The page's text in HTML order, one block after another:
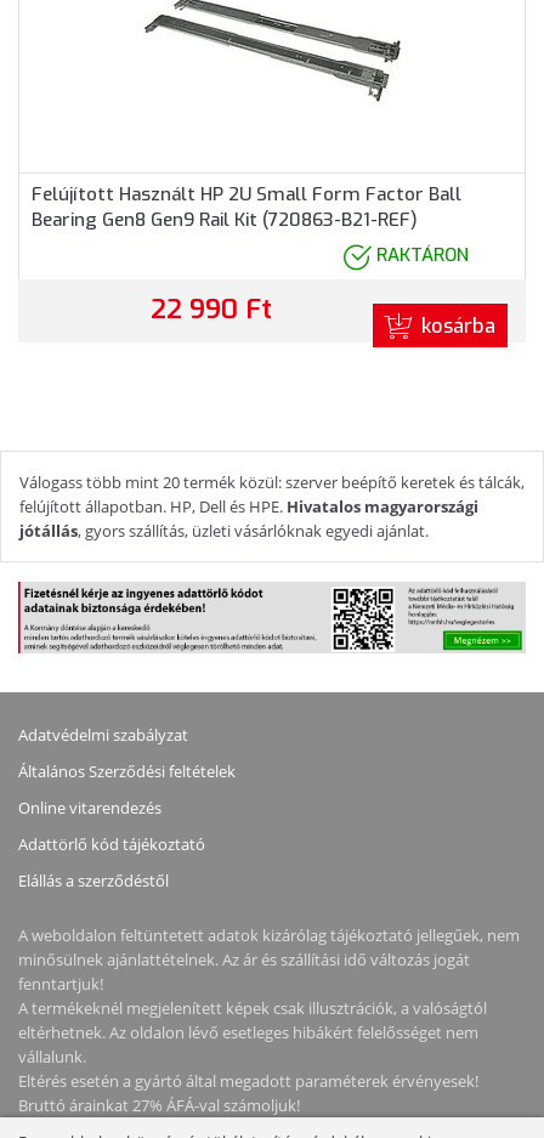
Felújított Használt HP 2U Small Form Factor Ball
Bearing Gen8 Gen9 Rail Kit (720863-B21-REF)
RAKTÁRON
22 990 Ft kosárba
Válogass több mint 20 termék közül: szerver beépítő keretek és tálcák,
felújított állapotban. HP, Dell és HPE. Hivatalos magyarországi
jótállás, gyors szállítás, üzleti vásárlóknak egyedi ajánlat.
Adatvédelmi szabályzat
Általános Szerződési feltételek
Online vitarendezés
Adattörlő kód tájékoztató
Elállás a szerződéstől
A weboldalon feltüntetett adatok kizárólag tájékoztató jellegűek, nem
minősülnek ajánlattételnek. Az ár és szállítási idő változás jogát
fenntartjuk!
A termékeknél megjelenített képek csak illusztrációk, a valóságtól
eltérhetnek. Az oldalon lévő esetleges hibákért felelősséget nem
vállalunk.
Eltérés esetén a gyártó által megadott paraméterek érvényesek!
Bruttó árainkat 27% ÁFÁ-val számoljuk!